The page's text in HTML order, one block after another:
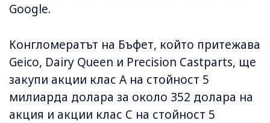
Google.
Конгломератът на Бъфет, който притежава
Geico, Dairy Queen и Precision Castparts, ще
закупи акции клас А на стойност 5
милиарда долара за около 352 долара на
акция и акции клас C на стойност 5